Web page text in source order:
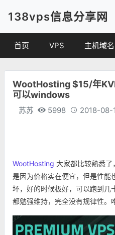
138vps信息分享网
首页 VPS
便宜VPS
主机域名
虚拟主机
WootHosting $15/年
可以windows
苏苏 5998 2018-08-
WootHosting 大家都比较熟悉
是因为价格实在便宜，但是性能
坏，好的时候极好，可以跑到几
都勉强维持，完全没有规律性。